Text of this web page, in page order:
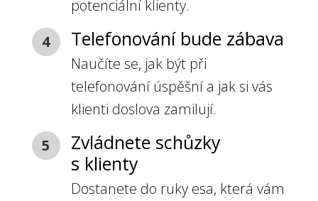
potenciální klienty.
4
Telefonování bude zábava
Naučíte se, jak být při
telefonování úspěšní a jak si vás
klienti doslova zamilují.
5
Zvládnete schůzky
s klienty
Dostanete do ruky esa, která vám